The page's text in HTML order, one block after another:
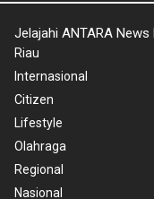
Jelajahi ANTARA News
Riau
Internasional
Citizen
Lifestyle
Olahraga
Regional
Nasional